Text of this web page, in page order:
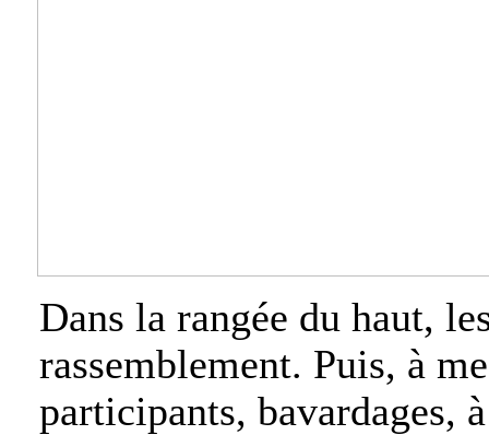
Dans la rangée du haut,
rassemblement. Puis, à
participants, bavardages,